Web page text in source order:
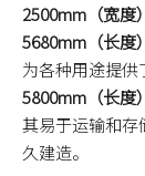
2500mm（宽度
5680mm（长度
为各种用途提
5800mm（长度
其易于运输和存
久建造。